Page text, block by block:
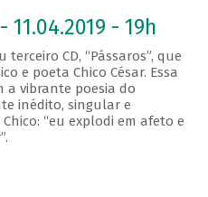
11.04.2019 - 19h
CD, “Pássaros”, que
e poeta Chico César. Essa
a vibrante poesia do
inédito, singular e
“eu explodi em afeto e